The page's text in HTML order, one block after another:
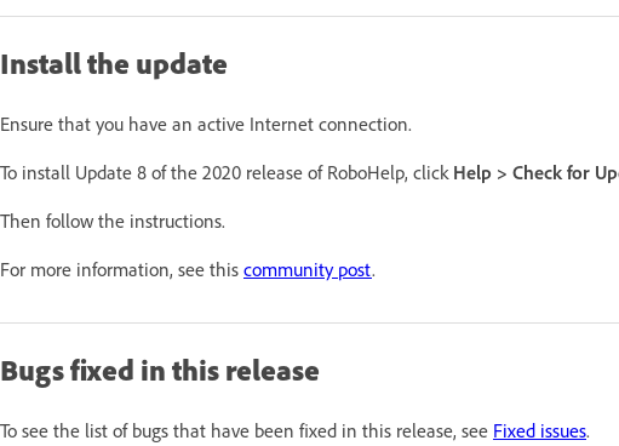
Install the update
Ensure that you have an active Internet connection.
To install Update 8 of the 2020 release of RoboHelp, click Help > Check for
Then follow the instructions.
For more information, see this community post.
Bugs fixed in this release
To see the list of bugs that have been fixed in this release, see Fixed issues.